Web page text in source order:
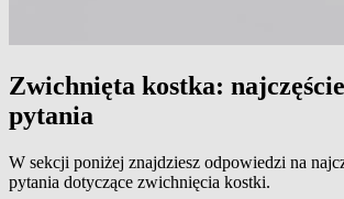
Zwichnięta kostka:
pytania
W sekcji poniżej znajdziesz odpowiedzi na
pytania dotyczące zwichnięcia kostki.